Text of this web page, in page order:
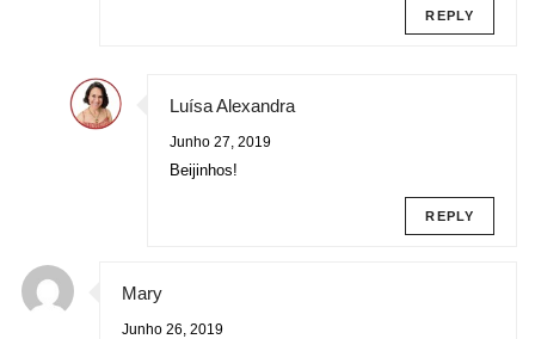
REPLY
Luísa Alexandra
Junho 27, 2019
Beijinhos!
REPLY
Mary
Junho 26, 2019